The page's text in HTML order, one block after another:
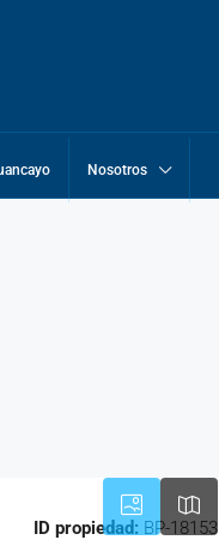
Nosotros
ID propiedad: BP-18153